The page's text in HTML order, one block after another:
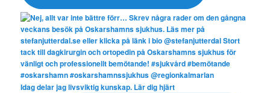
Idag delar jag livsviktig kunskap. Lär dig hjärt